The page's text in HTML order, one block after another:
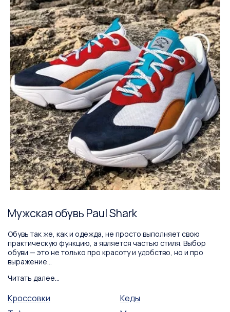
Мужская обувь Paul Shark
Обувь так же, как и одежда, не просто выполняет свою
практическую функцию, а является частью стиля. Выбор
обуви — это не только про красоту и удобство, но и про
выражение...
Читать далее...
Кроссовки
Кеды